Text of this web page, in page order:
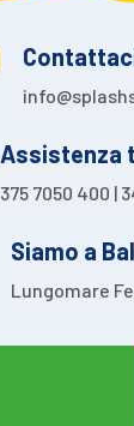
Assistenza
375 7050 400 |
Siamo a
Lungomare